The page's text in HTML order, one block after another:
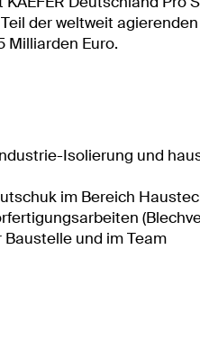
der weltweit
Milliarden Euro.
Isolierung und
im Bereich
und im Team